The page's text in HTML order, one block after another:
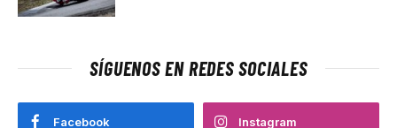
SÍGUENOS EN REDES SOCIALES
Facebook Instagram